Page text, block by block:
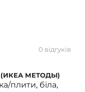
0 відгуків
(ИКЕА МЕТОДЫ)
плити, біла,